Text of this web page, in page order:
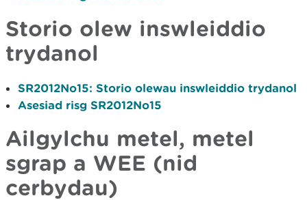
Storio olew inswleiddio
trydanol
SR2012No15: Storio olewau inswleiddio trydanol
Asesiad risg SR2012No15
Ailgylchu metel, metel
sgrap a WEE (nid
cerbydau)